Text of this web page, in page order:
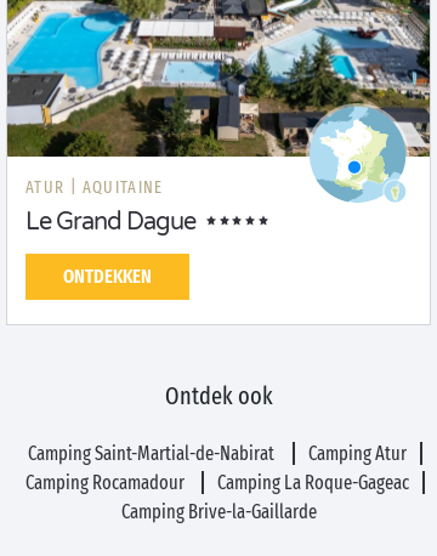
ATUR | AQUITAINE
Le Grand Dague
ONTDEKKEN
Ontdek ook
Camping Saint-Martial-de-Nabirat
Camping Atur
Camping Rocamadour
Camping La Roque-Gageac
Camping Brive-la-Gaillarde